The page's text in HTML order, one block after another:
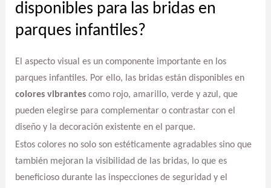
disponibles para las bridas en
parques infantiles?
El aspecto visual es un componente importante en los
parques infantiles. Por ello, las bridas están disponibles en
colores vibrantescomo rojo, amarillo, verde y azul, que
pueden elegirse para complementar o contrastar con el
diseño y la decoración existente en el parque.
Estos colores no solo son estéticamente agradables sino que
también mejoran la visibilidad de las bridas, lo que es
beneficioso durante las inspecciones de seguridad y el